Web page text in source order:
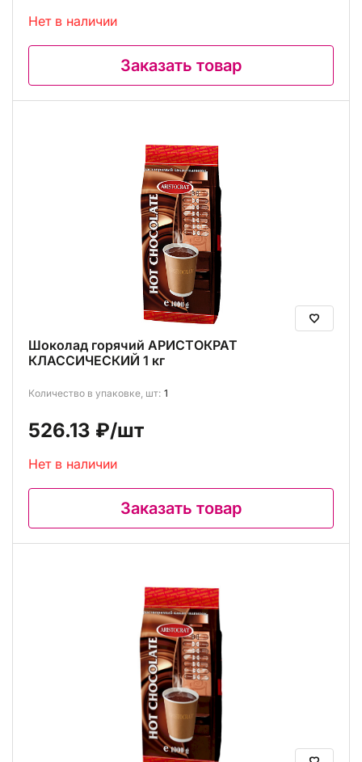
Нет в наличии
Заказать товар
Шоколад горячий АРИСТОКРАТ
КЛАССИЧЕСКИЙ 1 кг
Количество в упаковке, шт: 1
526.13 ₽/шт
Нет в наличии
Заказать товар